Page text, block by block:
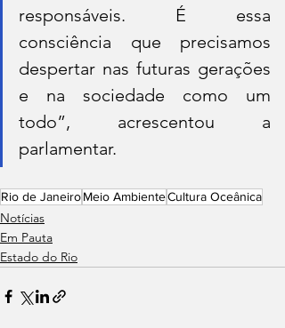
responsáveis. É essa
consciência que precisamos
despertar nas futuras gerações
e na sociedade como um
todo”, acrescentou a
parlamentar.
Rio de JaneiroMeio AmbienteCultura Oceânica
Notícias
Em Pauta
Estado do Rio